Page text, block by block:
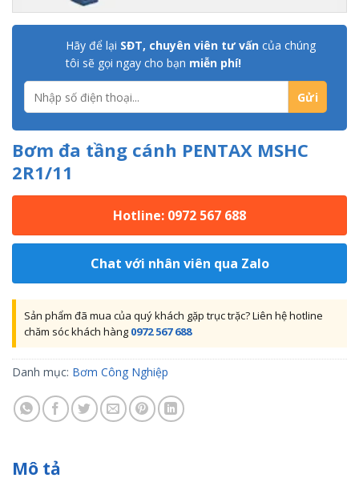
Hãy để lại SĐT, chuyên viên tư vấn của chúng
tôi sẽ gọi ngay cho bạn miễn phí!
Bơm đa tầng cánh PENTAX MSHC
2R1/11
Hotline: 0972 567 688
Chat với nhân viên qua Zalo
Sản phẩm đã mua của quý khách gặp trục trặc? Liên hệ hotline
chăm sóc khách hàng 0972 567 688
Danh mục: Bơm Công Nghiệp
Mô tả